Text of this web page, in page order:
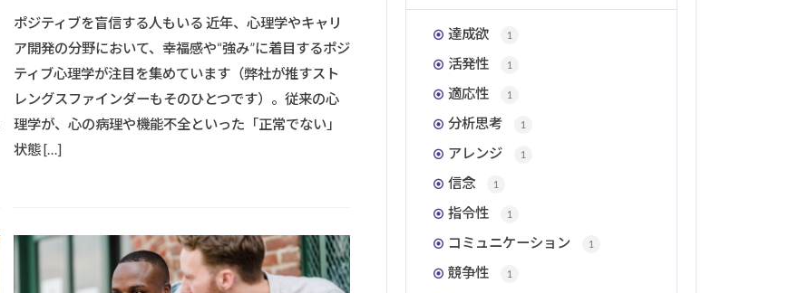
ポジティブを盲信する人もいる 近年、心理学やキャリ
ア開発の分野において、幸福感や“強み”に着目するポジ
ティブ心理学が注目を集めています（弊社が推すスト
レングスファインダーもそのひとつです）。従来の心
理学が、心の病理や機能不全といった「正常でない」
状態 […]
達成欲 1
活発性 1
適応性 1
分析思考 1
アレンジ 1
信念 1
指令性 1
コミュニケーション 1
競争性 1